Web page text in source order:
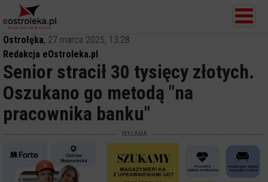
Ostrołęka, 27 marca 2025, 13:28
Redakcja eOstroleka.pl
Senior stracił 30 tysięcy złotych.
Oszukano go metodą "na
pracownika banku"
REKLAMA